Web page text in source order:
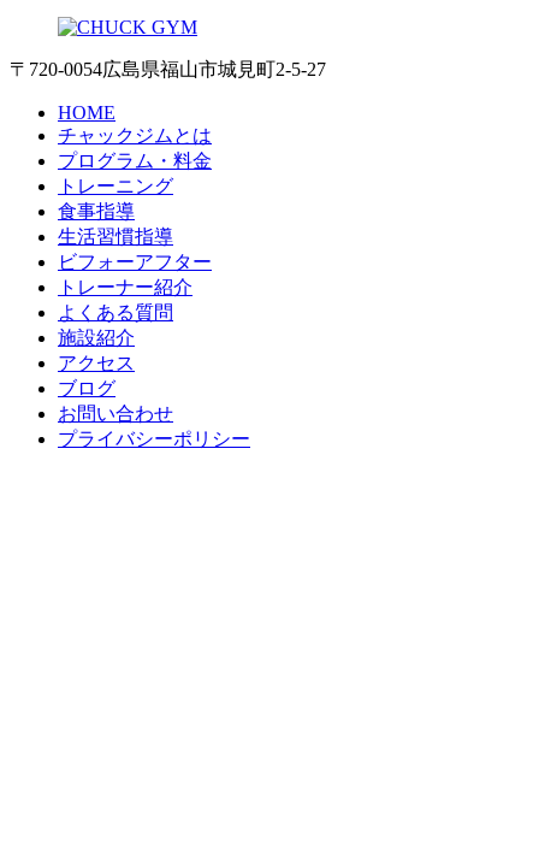
〒720-0054 広島県福山市城見町2-5-27
HOME
チャックジムとは
プログラム・料金
トレーニング
食事指導
生活習慣指導
ビフォーアフター
トレーナー紹介
よくある質問
施設紹介
アクセス
ブログ
お問い合わせ
プライバシーポリシー